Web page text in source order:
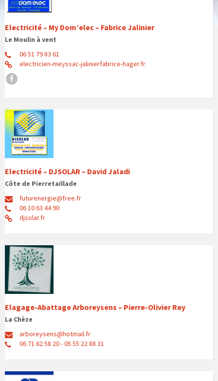
Electricité – My Dom’elec – Fabrice Jalinier
Le Moulin à vent
06 51 79 83 61
electricien-meyssac-jalinierfabrice-hager.fr
Facebook
Electricité – DJSOLAR – David Jaladi
Côte de Pierretaillade
futurenergie@free.fr
06 10 63 44 90
djsolar.fr
Elagage-Abattage Arboreysens – Pierre-Olivier Rey
La Chèze
arboreysens@hotmail.fr
06 71 62 58 20 - 05 55 22 88 31